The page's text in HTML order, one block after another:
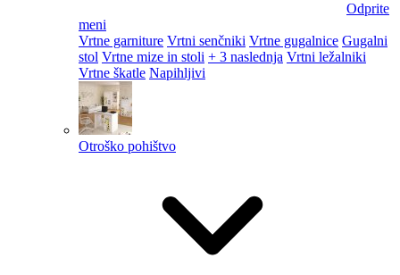
Odprite
meni
Vrtne garniture Vrtni senčniki Vrtne gugalnice Gugalni
stol Vrtne mize in stoli + 3 naslednja Vrtni ležalniki
Vrtne škatle Napihljivi
Otroško pohištvo